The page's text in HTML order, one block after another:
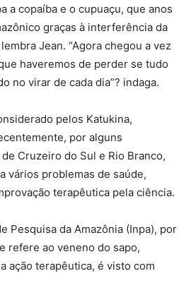
a copaíba e o cupuaçu, que anos
graças à interferência da
Jean. “Agora chegou a vez
haveremos de perder se tudo
no virar de cada dia”? indaga.
pelos Katukina,
por alguns
Cruzeiro do Sul e Rio Branco,
vários problemas de saúde,
terapêutica pela ciência.
Pesquisa da Amazônia (Inpa), por
refere ao veneno do sapo,
ação terapêutica, é visto com